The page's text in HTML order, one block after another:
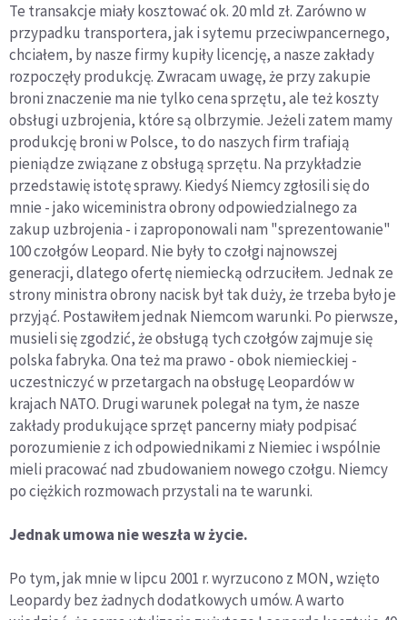
Te transakcje miały kosztować ok. 20 mld zł. Zarówno w
przypadku transportera, jak i sytemu przeciwpancernego,
chciałem, by nasze firmy kupiły licencję, a nasze zakłady
rozpoczęły produkcję. Zwracam uwagę, że przy zakupie
broni znaczenie ma nie tylko cena sprzętu, ale też koszty
obsługi uzbrojenia, które są olbrzymie. Jeżeli zatem mamy
produkcję broni w Polsce, to do naszych firm trafiają
pieniądze związane z obsługą sprzętu. Na przykładzie
przedstawię istotę sprawy. Kiedyś Niemcy zgłosili się do
mnie - jako wiceministra obrony odpowiedzialnego za
zakup uzbrojenia - i zaproponowali nam "sprezentowanie"
100 czołgów Leopard. Nie były to czołgi najnowszej
generacji, dlatego ofertę niemiecką odrzuciłem. Jednak ze
strony ministra obrony nacisk był tak duży, że trzeba było je
przyjąć. Postawiłem jednak Niemcom warunki. Po pierwsze,
musieli się zgodzić, że obsługą tych czołgów zajmuje się
polska fabryka. Ona też ma prawo - obok niemieckiej -
uczestniczyć w przetargach na obsługę Leopardów w
krajach NATO. Drugi warunek polegał na tym, że nasze
zakłady produkujące sprzęt pancerny miały podpisać
porozumienie z ich odpowiednikami z Niemiec i wspólnie
mieli pracować nad zbudowaniem nowego czołgu. Niemcy
po ciężkich rozmowach przystali na te warunki.
Jednak umowa nie weszła w życie.
Po tym, jak mnie w lipcu 2001 r. wyrzucono z MON, wzięto
Leopardy bez żadnych dodatkowych umów. A warto